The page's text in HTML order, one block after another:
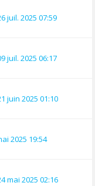
juil. 2025 07:59
juil. 2025 06:17
juin 2025 01:10
2025 19:54
mai 2025 02:16